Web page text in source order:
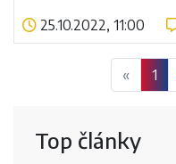
25.10.2022, 11:00
Číst více
«
1
Top články